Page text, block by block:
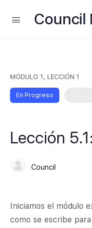
Council
MÓDULO 1, LECCIÓN 1
En Progreso
Lección
Council
Iniciamos el módulo
como se escribe